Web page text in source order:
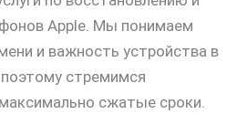
Apple. Мы понимаем
и важность устройства в
стремимся
сжатые сроки.